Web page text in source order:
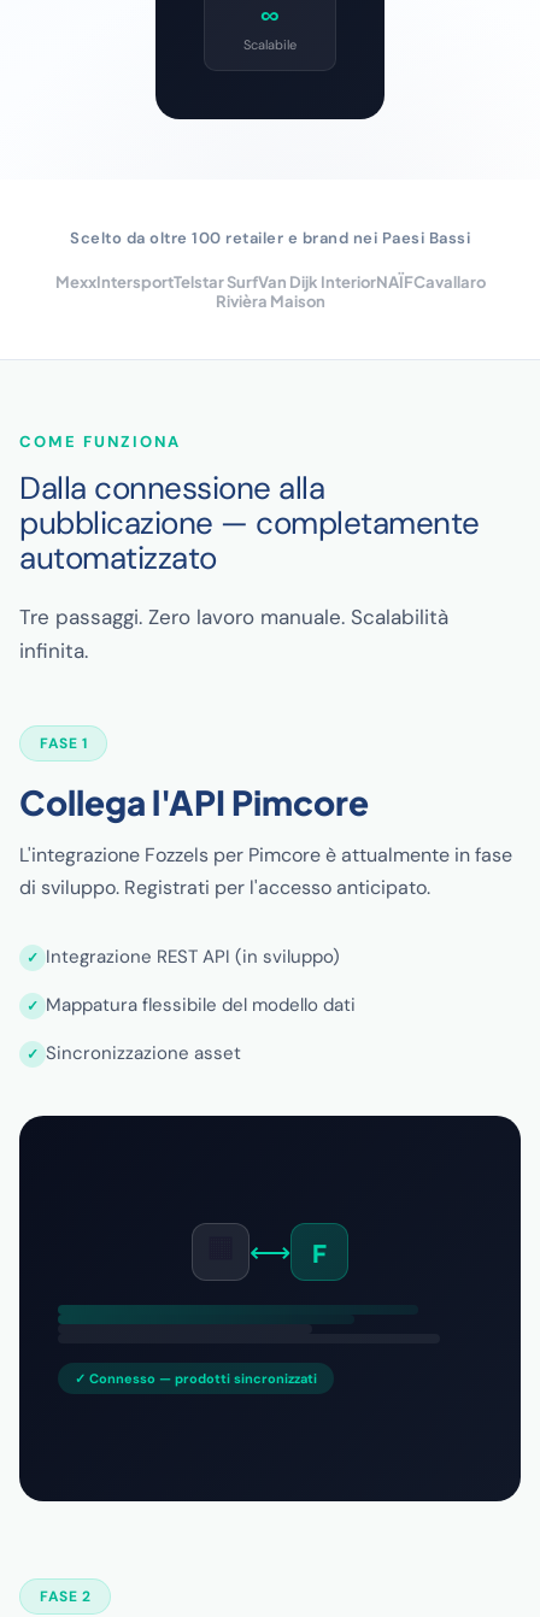
∞
Scalabile
Scelto da oltre 100 retailer e brand nei Paesi Bassi
MexxIntersportTelstar SurfVan Dijk InteriorNAÏFCavallaro
Rivièra Maison
COME FUNZIONA
Dalla connessione alla
pubblicazione — completamente
automatizzato
Tre passaggi. Zero lavoro manuale. Scalabilità
infinita.
FASE 1
Collega l'API Pimcore
L'integrazione Fozzels per Pimcore è attualmente in fase
di sviluppo. Registrati per l'accesso anticipato.
Integrazione REST API (in sviluppo)
Mappatura flessibile del modello dati
Sincronizzazione asset
⟷ F
✓ Connesso — prodotti sincronizzati
FASE 2